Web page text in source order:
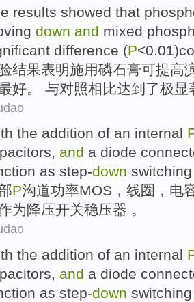
results showed that
down and mixed
difference (P<0.01)
结果表明施用磷石膏可提高
好。 与对照相比达到了极显
the addition of an internal
, and a diode
as step-down switching
P沟道功率MOS ， 线圈 ， 电
为降压开关稳压器 。
the addition of an internal
, and a diode
as step-down switching